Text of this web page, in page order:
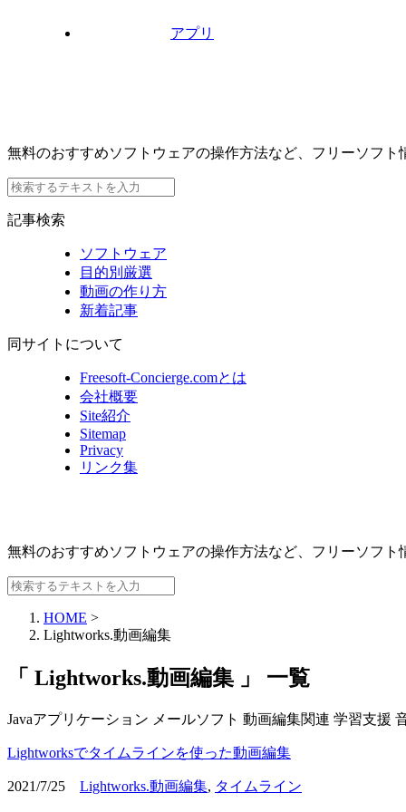
アプリ
無料のおすすめソフトウェアの操作方法など、フリーソフト
記事検索
ソフトウェア
目的別厳選
動画の作り方
新着記事
同サイトについて
Freesoft-Concierge.comとは
会社概要
Site紹介
Sitemap
Privacy
リンク集
無料のおすすめソフトウェアの操作方法など、 フリーソフト
HOME >
Lightworks.動画編集
「 Lightworks.動画編集 」 一覧
Javaアプリケーション メールソフト 動画編集関連 学習支援
Lightworksでタイムラインを使った動画編集
2021/7/25 Lightworks.動画編集, タイムライン